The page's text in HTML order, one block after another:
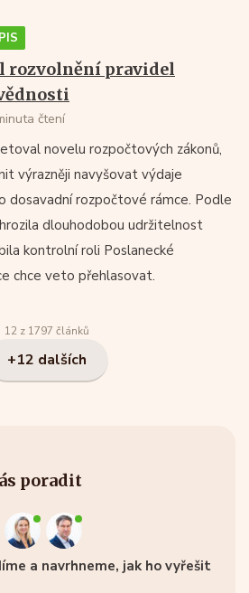
rozvolnění pravidel
čtení
novelu rozpočtových zákonů,
výrazněji navyšovat výdaje
dosavadní rozpočtové rámce. Podle
dlouhodobou udržitelnost
kontrolní roli Poslanecké
chce veto přehlasovat.
12 z 1797 článků
+12 dalších
poradit
a navrhneme, jak ho vyřešit